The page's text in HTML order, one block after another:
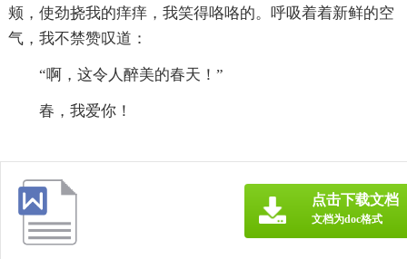
颊，使劲挠我的痒痒，我笑得咯咯的。呼吸着着新鲜的空
气，我不禁赞叹道：
“啊，这令人醉美的春天！”
春，我爱你！
点击下载文档
文档为doc格式